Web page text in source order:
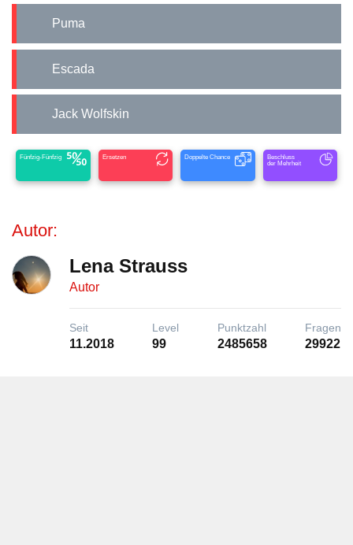
Puma
Escada
Jack Wolfskin
Fünfzig-Fünfzig Ersetzen Doppelte Chance
Beschluss
der Mehrheit
Autor:
Lena Strauss
Autor
Seit
11.2018
Level
99
Punktzahl
2485658
Fragen
29922